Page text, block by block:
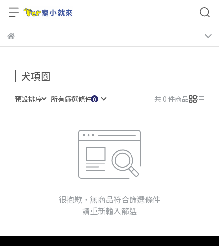
犬項圈
預設排序 所有篩選條件 共 0 件商品
很抱歉，無商品符合篩選條件
請重新輸入篩選